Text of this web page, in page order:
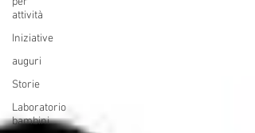
attività
Iniziative
auguri
Storie
Laboratorio
bambini